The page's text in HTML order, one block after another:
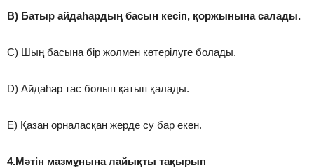
B) Батыр айдаһардың басын кесіп, қоржынына салады.
C) Шың басына бір жолмен көтерілуге болады.
D) Айдаһар тас болып қатып қалады.
E) Қазан орналасқан жерде су бар екен.
4.Мәтін мазмұнына лайықты тақырып